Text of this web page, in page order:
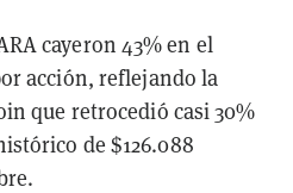
cayeron 43% en el
acción, reflejando la
que retrocedió casi 30%
de $126.088